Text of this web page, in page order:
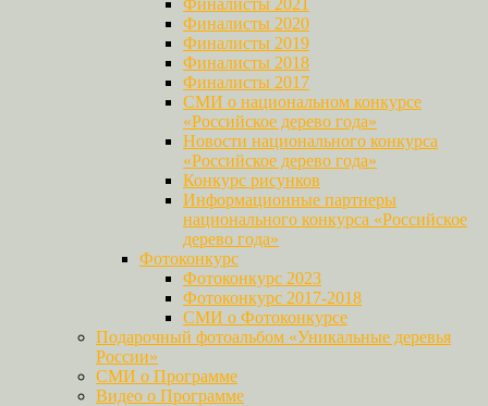
Финалисты 2020
Финалисты 2019
Финалисты 2018
Финалисты 2017
СМИ о национальном конкурсе
«Российское дерево года»
Новости национального конкурса
«Российское дерево года»
Конкурс рисунков
Информационные партнеры
национального конкурса «Российское
дерево года»
Фотоконкурс
Фотоконкурс 2023
Фотоконкурс 2017-2018
СМИ о Фотоконкурсе
Подарочный фотоальбом «Уникальные деревья
России»
СМИ о Программе
Видео о Программе